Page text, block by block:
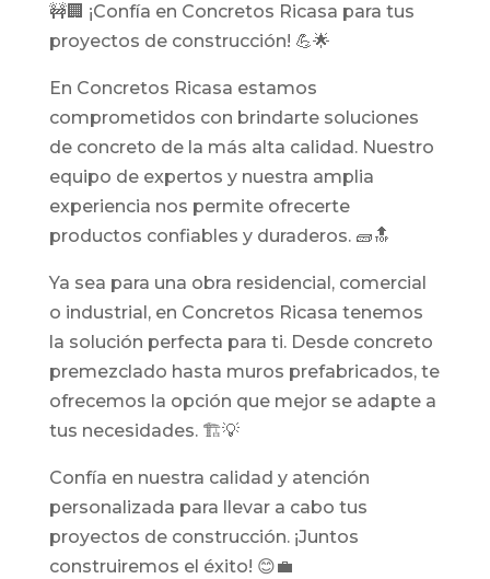
🚧🏢 ¡Confía en Concretos Ricasa para tus
proyectos de construcción! 💪🌟
En Concretos Ricasa estamos
comprometidos con brindarte soluciones
de concreto de la más alta calidad. Nuestro
equipo de expertos y nuestra amplia
experiencia nos permite ofrecerte
productos confiables y duraderos. 🧱🔝
Ya sea para una obra residencial, comercial
o industrial, en Concretos Ricasa tenemos
la solución perfecta para ti. Desde concreto
premezclado hasta muros prefabricados, te
ofrecemos la opción que mejor se adapte a
tus necesidades. 🏗️💡
Confía en nuestra calidad y atención
personalizada para llevar a cabo tus
proyectos de construcción. ¡Juntos
construiremos el éxito! 😊💼